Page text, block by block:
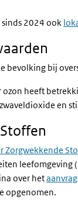
2024 ook
bevolking bij
heeft
en
Zorgwekkende
leefomgeving
over het
opgenomen.